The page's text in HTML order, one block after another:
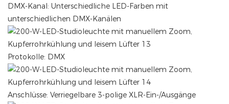
DMX-Kanal: Unterschiedliche LED-Farben mit
unterschiedlichen DMX-Kanälen
Protokolle: DMX
Anschlüsse: Verriegelbare 3-polige XLR-Ein-/Ausgänge